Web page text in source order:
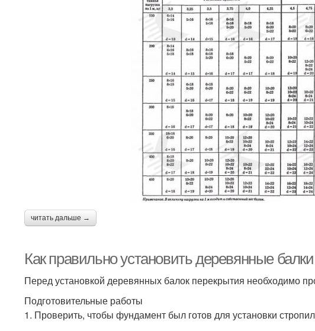
читать дальше →
Как правильно установить деревянные
Перед установкой деревянных балок перекрытия необходимо
Подготовительные работы
1. Проверить, чтобы фундамент был готов для установки